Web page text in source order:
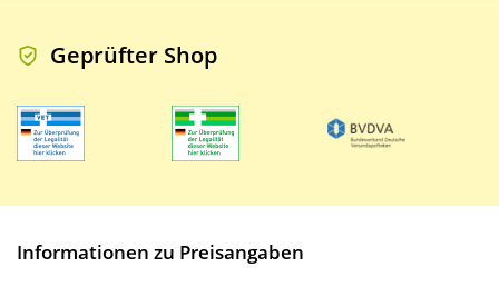
Geprüfter Shop
Informationen zu Preisangaben